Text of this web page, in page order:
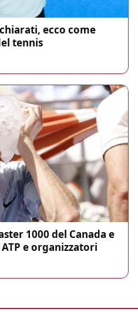
ecco come
tennis
1000 del Canada e
e organizzatori